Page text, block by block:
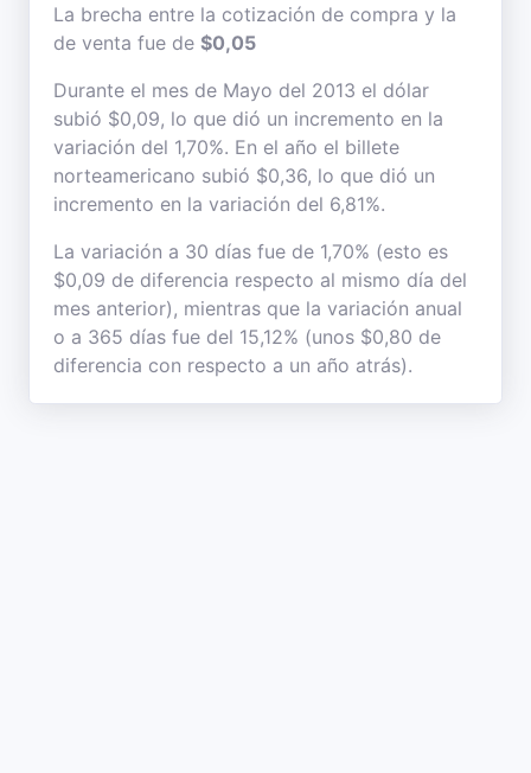
La brecha entre la cotización de compra y la
de venta fue de $0,05
Durante el mes de Mayo del 2013 el dólar
subió $0,09, lo que dió un incremento en la
variación del 1,70%. En el año el billete
norteamericano subió $0,36, lo que dió un
incremento en la variación del 6,81%.
La variación a 30 días fue de 1,70% (esto es
$0,09 de diferencia respecto al mismo día del
mes anterior), mientras que la variación anual
o a 365 días fue del 15,12% (unos $0,80 de
diferencia con respecto a un año atrás).